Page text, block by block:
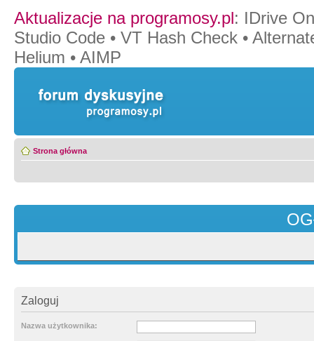
Aktualizacje na programosy.pl: IDrive
Studio Code • VT Hash Check •
Helium • AIMP
Strona główna
Zaloguj
Nazwa użytkownika: